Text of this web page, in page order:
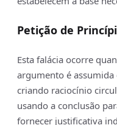
Petição de
Esta falácia ocorre
argumento é assumida
criando raciocínio
usando a conclusão
fornecer justificativa